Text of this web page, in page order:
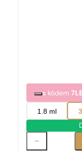
s kódem
1.8 ml